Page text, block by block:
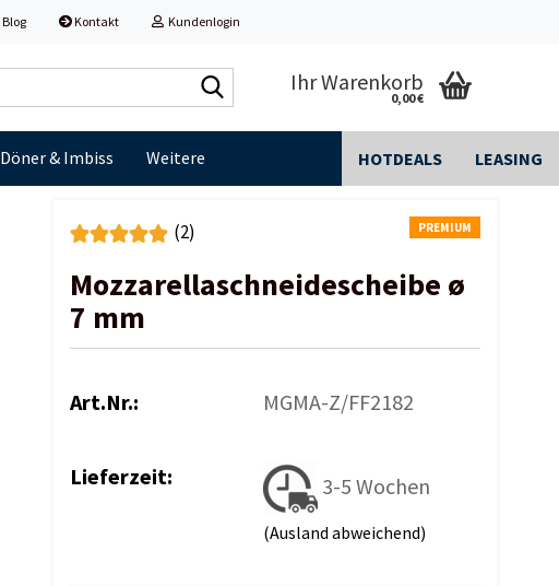
Blog Kontakt Kundenlogin
durchsuchen...
Ihr Warenkorb
0,00 €
Döner & Imbiss HOTDEALS LEASING
Weitere
PREMIUM
(2)
Mozzarellaschneidescheibe ø
7 mm
Art.Nr.: MGMA-Z/FF2182
Lieferzeit: 3-5 Wochen
(Ausland abweichend)